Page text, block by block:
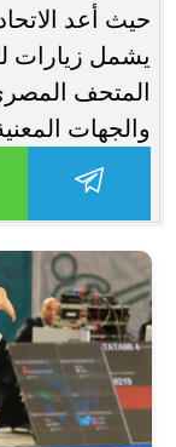
حيث أعد
يشمل زيارات
المتحف
والجهات